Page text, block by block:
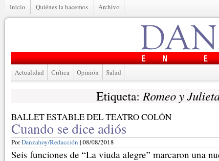
Inicio Quiénes la hacemos Archivo
Actualidad Crítica Opinión Salud
Etiqueta:Romeo y
BALLET ESTABLE DEL TEATRO COLÓN
Cuando se dice adiós
PorDanzahoy/Redacción | 08/08/2018
Seis funciones de “La viuda alegre” marcaron una